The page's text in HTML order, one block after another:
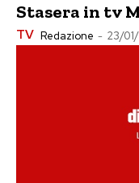
Stasera in tv
TV Redazione - 23/